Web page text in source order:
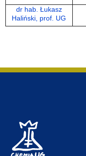
dr hab. Łukasz
Haliński, prof. UG